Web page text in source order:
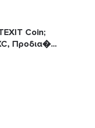
Coin;
Προδια�...